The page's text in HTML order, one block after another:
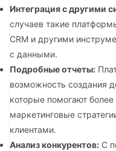
Интеграция с другими
случаев такие
CRM и другими
с данными.
Подробные отчеты:
возможность создания
которые помогают
маркетинговые
клиентами.
Анализ конкурентов: С